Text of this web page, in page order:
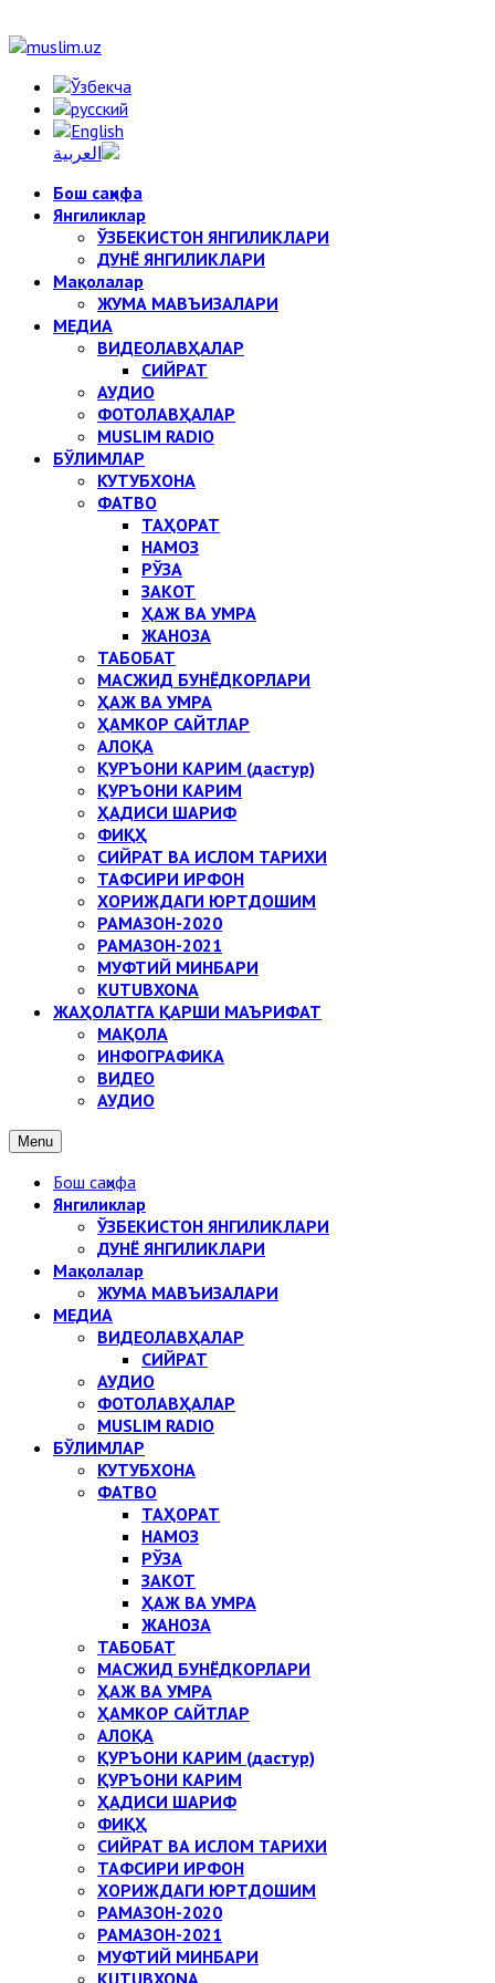
Бош саҳифа
Янгиликлар
ЎЗБЕКИСТОН ЯНГИЛИКЛАРИ
ДУНЁ ЯНГИЛИКЛАРИ
Мақолалар
ЖУМА МАВЪИЗАЛАРИ
МЕДИА
ВИДЕОЛАВҲАЛАР
СИЙРАТ
АУДИО
ФОТОЛАВҲАЛАР
MUSLIM RADIO
БЎЛИМЛАР
КУТУБХОНА
ФАТВО
ТАҲОРАТ
НАМОЗ
РЎЗА
ЗАКОТ
ҲАЖ ВА УМРА
ЖАНОЗА
ТАБОБАТ
МАСЖИД БУНЁДКОРЛАРИ
ҲАЖ ВА УМРА
ҲАМКОР САЙТЛАР
АЛОҚА
ҚУРЪОНИ КАРИМ (дастур)
ҚУРЪОНИ КАРИМ
ҲАДИСИ ШАРИФ
ФИҚҲ
СИЙРАТ ВА ИСЛОМ ТАРИХИ
ТАФСИРИ ИРФОН
ХОРИЖДАГИ ЮРТДОШИМ
РАМАЗОН-2020
РАМАЗОН-2021
МУФТИЙ МИНБАРИ
KUTUBXONA
ЖАҲОЛАТГА ҚАРШИ МАЪРИФАТ
МАҚОЛА
ИНФОГРАФИКА
ВИДЕО
АУДИО
Menu
Бош саҳифа
Янгиликлар
ЎЗБЕКИСТОН ЯНГИЛИКЛАРИ
ДУНЁ ЯНГИЛИКЛАРИ
Мақолалар
ЖУМА МАВЪИЗАЛАРИ
МЕДИА
ВИДЕОЛАВҲАЛАР
СИЙРАТ
АУДИО
ФОТОЛАВҲАЛАР
MUSLIM RADIO
БЎЛИМЛАР
КУТУБХОНА
ФАТВО
ТАҲОРАТ
НАМОЗ
РЎЗА
ЗАКОТ
ҲАЖ ВА УМРА
ЖАНОЗА
ТАБОБАТ
МАСЖИД БУНЁДКОРЛАРИ
ҲАЖ ВА УМРА
ҲАМКОР САЙТЛАР
АЛОҚА
ҚУРЪОНИ КАРИМ (дастур)
ҚУРЪОНИ КАРИМ
ҲАДИСИ ШАРИФ
ФИҚҲ
СИЙРАТ ВА ИСЛОМ ТАРИХИ
ТАФСИРИ ИРФОН
ХОРИЖДАГИ ЮРТДОШИМ
РАМАЗОН-2020
РАМАЗОН-2021
МУФТИЙ МИНБАРИ
KUTUBXONA